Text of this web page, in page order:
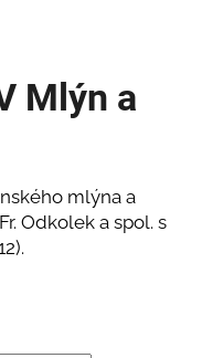
Mlýn a
mlýna a
Odkolek a spol. s